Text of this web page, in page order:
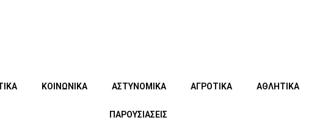
ΚΟΙΝΩΝΙΚΑ ΑΣΤΥΝΟΜΙΚΑ ΑΓΡΟΤΙΚΑ ΑΘΛΗΤΙΚΑ
ΠΑΡΟΥΣΙΑΣΕΙΣ